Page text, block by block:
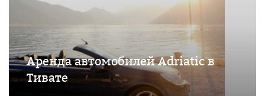
Аренда автомобилей Adriatic в
Тивате